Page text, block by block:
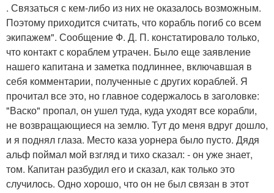
. Связаться с кем-либо из них не оказалось возможным.
Поэтому приходится считать, что корабль погиб со всем
экипажем". Сообщение Ф. Д. П. констатировало только,
что контакт с кораблем утрачен. Было еще заявление
нашего капитана и заметка подлиннее, включавшая в
себя комментарии, полученные с других кораблей. Я
прочитал все это, но главное содержалось в заголовке:
"Васко" пропал, он ушел туда, куда уходят все корабли,
не возвращающиеся на землю. Тут до меня вдруг дошло,
и я поднял глаза. Место каза уорнера было пусто. Дядя
альф поймал мой взгляд и тихо сказал: - он уже знает,
том. Капитан разбудил его и сказал, как только это
случилось. Одно хорошо, что он не был связан в этот